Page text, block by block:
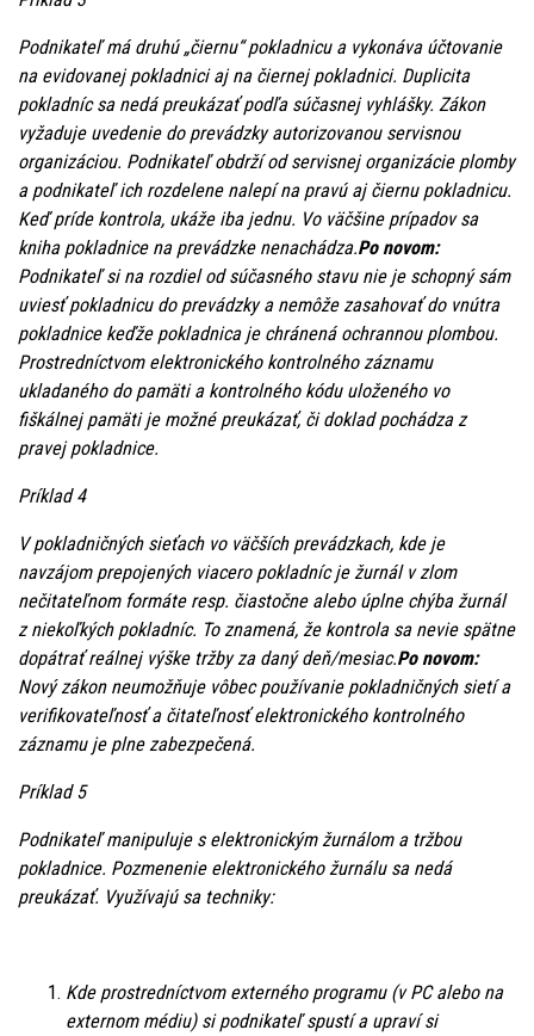
Podnikateľ má druhú „čiernu“ pokladnicu a vykonáva účtovanie
na evidovanej pokladnici aj na čiernej pokladnici. Duplicita
pokladníc sa nedá preukázať podľa súčasnej vyhlášky. Zákon
vyžaduje uvedenie do prevádzky autorizovanou servisnou
organizáciou. Podnikateľ obdrží od servisnej organizácie plomby
a podnikateľ ich rozdelene nalepí na pravú aj čiernu pokladnicu.
Keď príde kontrola, ukáže iba jednu. Vo väčšine prípadov sa
kniha pokladnice na prevádzke nenachádza.Po novom:
Podnikateľ si na rozdiel od súčasného stavu nie je schopný sám
uviesť pokladnicu do prevádzky a nemôže zasahovať do vnútra
pokladnice keďže pokladnica je chránená ochrannou plombou.
Prostredníctvom elektronického kontrolného záznamu
ukladaného do pamäti a kontrolného kódu uloženého vo
fiškálnej pamäti je možné preukázať, či doklad pochádza z
pravej pokladnice.
Príklad 4
V pokladničných sieťach vo väčších prevádzkach, kde je
navzájom prepojených viacero pokladníc je žurnál v zlom
nečitateľnom formáte resp. čiastočne alebo úplne chýba žurnál
z niekoľkých pokladníc. To znamená, že kontrola sa nevie spätne
dopátrať reálnej výške tržby za daný deň/mesiac.Po novom:
Nový zákon neumožňuje vôbec používanie pokladničných sietí a
verifikovateľnosť a čitateľnosť elektronického kontrolného
záznamu je plne zabezpečená.
Príklad 5
Podnikateľ manipuluje s elektronickým žurnálom a tržbou
pokladnice. Pozmenenie elektronického žurnálu sa nedá
preukázať. Využívajú sa techniky:
Kde prostredníctvom externého programu (v PC alebo na
externom médiu) si podnikateľ spustí a upraví si